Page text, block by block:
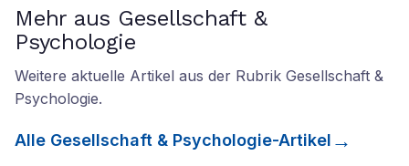
Mehr aus Gesellschaft &
Psychologie
Weitere aktuelle Artikel aus der Rubrik Gesellschaft &
Psychologie.
Alle Gesellschaft & Psychologie-Artikel